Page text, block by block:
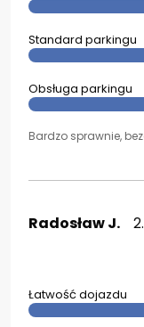
Standard parkingu
Obsługa parkingu
Bardzo sprawnie,
Radosław J.
Łatwość dojazdu